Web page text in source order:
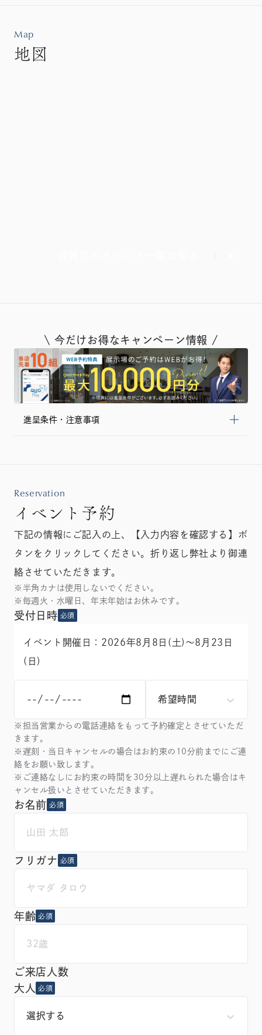
Map
地図
\ 今だけお得なキャンペーン情報 /
進呈条件・注意事項
Reservation
イベント予約
下記の情報にご記入の上、【入力内容を確認する】ボ
タンをクリックしてください。折り返し弊社より御連
絡させていただきます。
※半角カナは使用しないでください。
※毎週火・水曜日、年末年始はお休みです。
受付日時 必須
イベント開催日：2026年8月8日(土)～8月23日
(日)
※担当営業からの電話連絡をもって予約確定とさせていただ
きます。
※遅刻・当日キャンセルの場合はお約束の10分前までにご連
絡をお願い致します。
※ご連絡なしにお約束の時間を30分以上遅れられた場合はキ
ャンセル扱いとさせていただきます。
お名前 必須
フリガナ 必須
年齢 必須
ご来店人数
大人
必須